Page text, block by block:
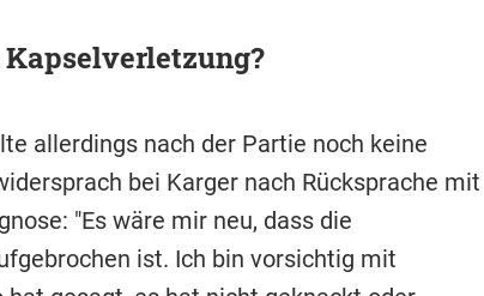
allerdings nach der Partie noch keine
bei Karger nach Rücksprache mit
"Es wäre mir neu, dass die
ist. Ich bin vorsichtig mit